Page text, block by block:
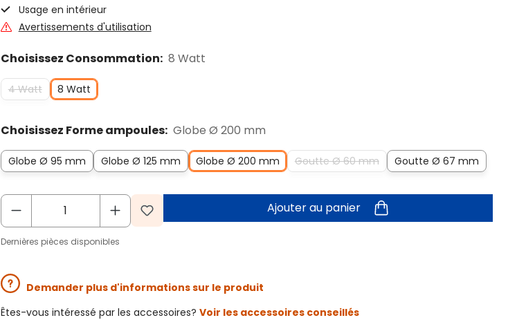
Usage en intérieur
Avertissements d'utilisation
Choisissez Consommation: 8 Watt
4 Watt 8 Watt
Choisissez Forme ampoules: Globe Ø 200 mm
Globe Ø 95 mm Globe Ø 125 mm Globe Ø 200 mm Goutte Ø 60 mm Goutte Ø 67 mm
Ajouter au panier
Dernières pièces disponibles
Demander plus d'informations sur le produit
Êtes-vous intéressé par les accessoires? Voir les accessoires conseillés